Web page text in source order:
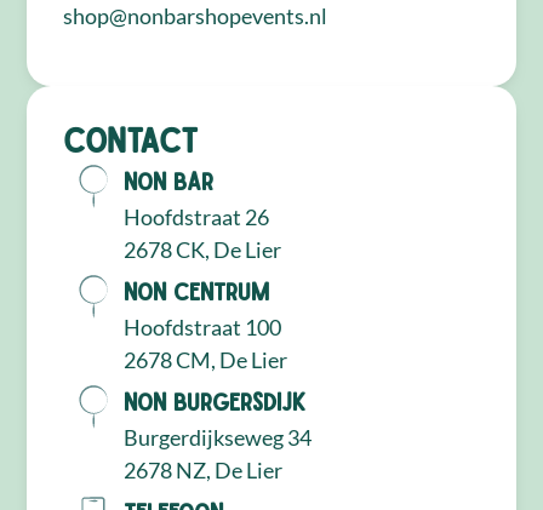
shop@nonbarshopevents.nl
Contact
NON Bar
Hoofdstraat 26
2678 CK, De Lier
NON Centrum
Hoofdstraat 100
2678 CM, De Lier
NON Burgersdijk
Burgerdijkseweg 34
2678 NZ, De Lier